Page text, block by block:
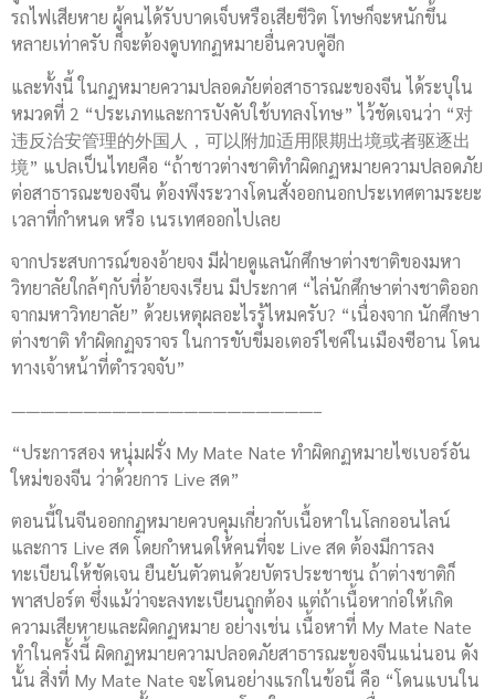
รถไฟเสียหาย ผู้คนได้รับบาดเจ็บหรือเสียชีวิต โทษก็จะหนักขึ้น
หลายเท่าครับ ก็จะต้องดูบทกฏหมายอื่นควบคู่อีก
และทั้งนี้ ในกฏหมายความปลอดภัยต่อสาธารณะของจีน ได้ระบุใน
หมวดที่ 2 “ประเภทและการบังคับใช้บทลงโทษ” ไว้ชัดเจนว่า “对
违反治安管理的外国人，可以附加适用限期出境或者驱逐出
境” แปลเป็นไทยคือ “ถ้าชาวต่างชาติทำผิดกฏหมายความปลอดภัย
ต่อสาธารณะของจีน ต้องพึงระวางโดนสั่งออกนอกประเทศตามระยะ
เวลาที่กำหนด หรือ เนรเทศออกไปเลย
จากประสบการณ์ของอ้ายจง มีฝ่ายดูแลนักศึกษาต่างชาติของมหา
วิทยาลัยใกล้ๆกับที่อ้ายจงเรียน มีประกาศ “ไล่นักศึกษาต่างชาติออก
จากมหาวิทยาลัย” ด้วยเหตุผลอะไรรู้ไหมครับ? “เนื่องจาก นักศึกษา
ต่างชาติ ทำผิดกฏจราจร ในการขับขี่มอเตอร์ไซค์ในเมืองซีอาน โดน
ทางเจ้าหน้าที่ตำรวจจับ”
—————————————————————–
“ประการสอง หนุ่มฝรั่ง My Mate Nate ทำผิดกฏหมายไซเบอร์อัน
ใหม่ของจีน ว่าด้วยการ Live สด”
ตอนนี้ในจีนออกกฏหมายควบคุมเกี่ยวกับเนื้อหาในโลกออนไลน์
และการ Live สด โดยกำหนดให้คนที่จะ Live สด ต้องมีการลง
ทะเบียนให้ชัดเจน ยืนยันตัวตนด้วยบัตรประชาชน ถ้าต่างชาติก็
พาสปอร์ต ซึ่งแม้ว่าจะลงทะเบียนถูกต้อง แต่ถ้าเนื้อหาก่อให้เกิด
ความเสียหายและผิดกฏหมาย อย่างเช่น เนื้อหาที่ My Mate Nate
ทำในครั้งนี้ ผิดกฏหมายความปลอดภัยสาธารณะของจีนแน่นอน ดัง
นั้น สิ่งที่ My Mate Nate จะโดนอย่างแรกในข้อนี้ คือ “โดนแบนใน